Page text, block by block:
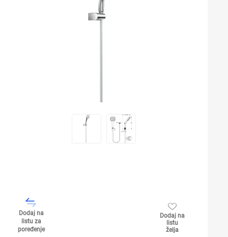
Dodaj na
listu za
poređenje
Dodaj na
listu
želja